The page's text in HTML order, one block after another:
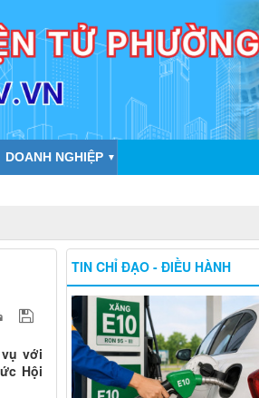
DOANH NGHIỆP ▼
với
Hội
TIN CHỈ ĐẠO - ĐIỀU HÀNH